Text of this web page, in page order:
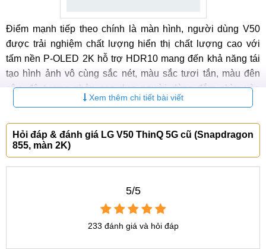
Điểm mạnh tiếp theo chính là màn hình, người dùng V50
được trải nghiệm chất lượng hiển thị chất lượng cao với
tấm nền P-OLED 2K hỗ trợ HDR10 mang đến khả năng tái
tạo hình ảnh vô cùng sắc nét, màu sắc tươi tắn, màu đên
sâu, độ tương phản cao dưa người dùng đắm chìm vào
không gian giải trí tuyệt hảo.
Bảng giáđiện thoại LGmới nhất 2025:
STT Tên sản phẩm Giá Bảo hành
ThinQ cũ 3.350.000 ₫
ThinQ cũ 4.050.000 ₫
Xem thêm chi tiết bài viết
Hỏi đáp & đánh giá LG V50 ThinQ 5G cũ (Snapdragon
855, màn 2K)
5/5
233 đánh giá và hỏi đáp